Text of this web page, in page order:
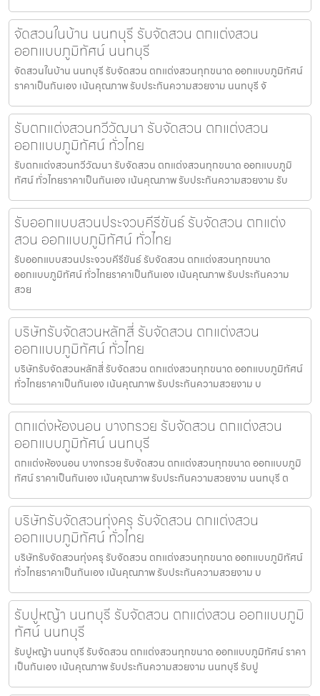
จัดสวนในบ้าน นนทบุรี รับจัดสวน ตกแต่งสวน
ออกแบบภูมิทัศน์ นนทบุรี
จัดสวนในบ้าน นนทบุรี รับจัดสวน ตกแต่งสวนทุกขนาด ออกแบบภูมิทัศน์
ราคาเป็นกันเอง เน้นคุณภาพ รับประกันความสวยงาม นนทบุรี จั
รับตกแต่งสวนทวีวัฒนา รับจัดสวน ตกแต่งสวน
ออกแบบภูมิทัศน์ ทั่วไทย
รับตกแต่งสวนทวีวัฒนา รับจัดสวน ตกแต่งสวนทุกขนาด ออกแบบภูมิ
ทัศน์ ทั่วไทยราคาเป็นกันเอง เน้นคุณภาพ รับประกันความสวยงาม รับ
รับออกแบบสวนประจวบคีรีขันธ์ รับจัดสวน ตกแต่ง
สวน ออกแบบภูมิทัศน์ ทั่วไทย
รับออกแบบสวนประจวบคีรีขันธ์ รับจัดสวน ตกแต่งสวนทุกขนาด
ออกแบบภูมิทัศน์ ทั่วไทยราคาเป็นกันเอง เน้นคุณภาพ รับประกันความ
สวย
บริษัทรับจัดสวนหลักสี่ รับจัดสวน ตกแต่งสวน
ออกแบบภูมิทัศน์ ทั่วไทย
บริษัทรับจัดสวนหลักสี่ รับจัดสวน ตกแต่งสวนทุกขนาด ออกแบบภูมิทัศน์
ทั่วไทยราคาเป็นกันเอง เน้นคุณภาพ รับประกันความสวยงาม บ
ตกแต่งห้องนอน บางกรวย รับจัดสวน ตกแต่งสวน
ออกแบบภูมิทัศน์ นนทบุรี
ตกแต่งห้องนอน บางกรวย รับจัดสวน ตกแต่งสวนทุกขนาด ออกแบบภูมิ
ทัศน์ ราคาเป็นกันเอง เน้นคุณภาพ รับประกันความสวยงาม นนทบุรี ต
บริษัทรับจัดสวนทุ่งครุ รับจัดสวน ตกแต่งสวน
ออกแบบภูมิทัศน์ ทั่วไทย
บริษัทรับจัดสวนทุ่งครุ รับจัดสวน ตกแต่งสวนทุกขนาด ออกแบบภูมิทัศน์
ทั่วไทยราคาเป็นกันเอง เน้นคุณภาพ รับประกันความสวยงาม บ
รับปูหญ้า นนทบุรี รับจัดสวน ตกแต่งสวน ออกแบบภูมิ
ทัศน์ นนทบุรี
รับปูหญ้า นนทบุรี รับจัดสวน ตกแต่งสวนทุกขนาด ออกแบบภูมิทัศน์ ราคา
เป็นกันเอง เน้นคุณภาพ รับประกันความสวยงาม นนทบุรี รับปู